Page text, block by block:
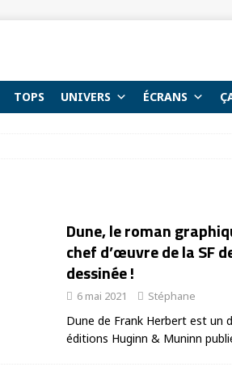
TOPS UNIVERS ÉCRANS
Dune, le roman
chef d’œuvre de la SF
dessinée !
6 mai 2021 Stéphane
Dune de Frank Herbert est un
éditions Huginn & Muninn